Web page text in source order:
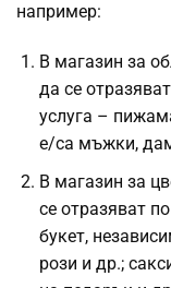
например:
В магазин за
да се
услуга –
е/са мъжки,
В магазин за
се отразяват
букет,
рози и др.;